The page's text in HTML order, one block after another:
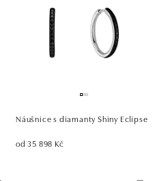
Náušnice s diamanty Shiny Eclipse
od 35 898 Kč